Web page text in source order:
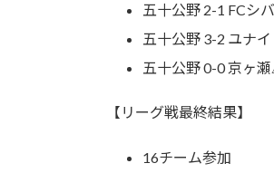
五十公野 2-1 FCシ
五十公野 3-2 ユナ
五十公野 0-0 京ヶ
【リーグ戦最終結果】
16チーム参加